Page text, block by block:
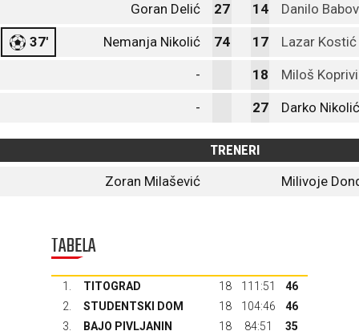
Goran Delić 27 14 Danilo
37' Nemanja Nikolić 74 17 Lazar Kostić
- 18 Miloš
- 27 Darko Nikolić
TRENERI
Zoran Milašević
Milivoje
TABELA
1. TITOGRAD 18 111:51
46
2.
STUDENTSKI DOM 18 104:46
46
3.
BAJO PIVLJANIN 18 84:51
35